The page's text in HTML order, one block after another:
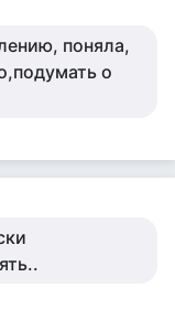
поняла,
о